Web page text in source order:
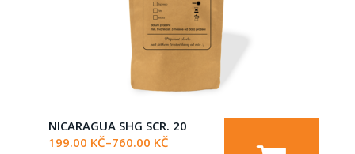
NICARAGUA SHG SCR. 20
199.00 KČ–760.00 KČ